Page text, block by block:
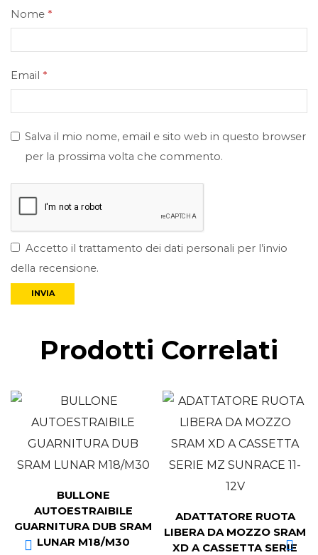
Nome *
Email *
Salva il mio nome, email e sito web in questo browser
per la prossima volta che commento.
Accetto il trattamento dei dati personali per l’invio
della recensione.
Prodotti Correlati
BULLONE
AUTOESTRAIBILE
GUARNITURA DUB SRAM
LUNAR M18/M30
ADATTATORE RUOTA
LIBERA DA MOZZO SRAM
XD A CASSETTA SERIE